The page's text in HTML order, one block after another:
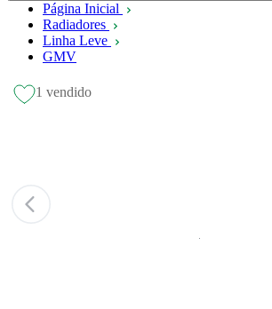
Página Inicial
Radiadores
Linha Leve
GMV
1 vendido